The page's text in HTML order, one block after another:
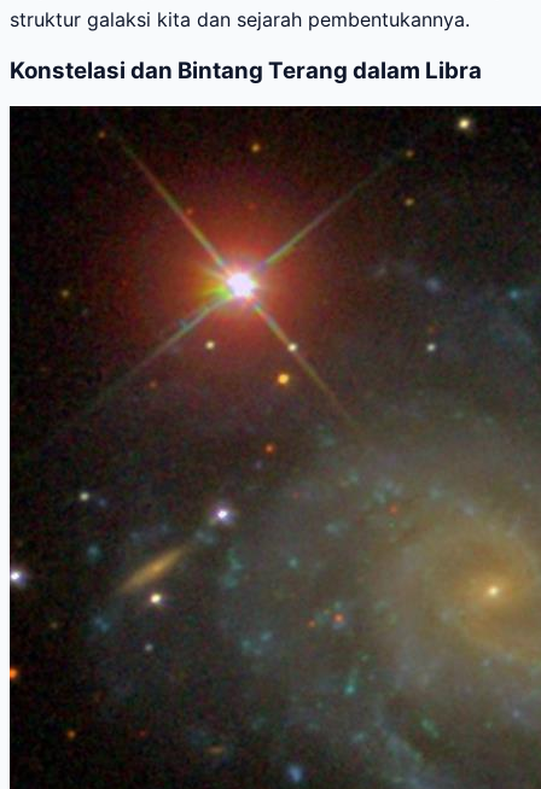
struktur galaksi kita dan sejarah pembentukannya.
Konstelasi dan Bintang Terang dalam Libra